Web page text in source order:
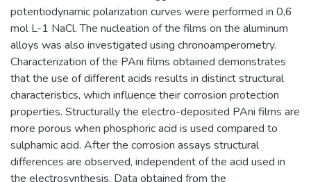
potentiodynamic polarization curves were performed in 0,6
mol L-1 NaCl. The nucleation of the films on the aluminum
alloys was also investigated using chronoamperometry.
Characterization of the PAni films obtained demonstrates
that the use of different acids results in distinct structural
characteristics, which influence their corrosion protection
properties. Structurally the electro-deposited PAni films are
more porous when phosphoric acid is used compared to
sulphamic acid. After the corrosion assays structural
differences are observed, independent of the acid used in
the electrosynthesis. Data obtained from the